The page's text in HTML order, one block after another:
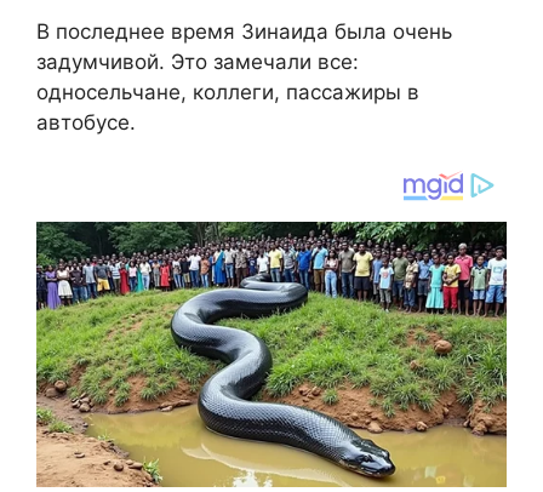
В последнее время Зинаида была очень
задумчивой. Это замечали все:
односельчане, коллеги, пассажиры в
автобусе.